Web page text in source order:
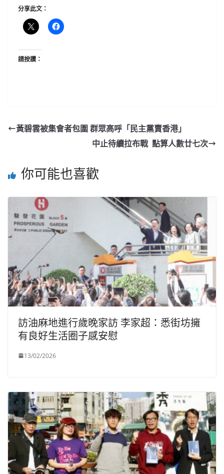
分享此文：
請按讚：
黃碧雲被集會者包圍 群眾高呼「民主黨賣香港」
中止待續拉布戰 點算人數廿七次
你可能也喜歡
訪油麻地進行歲晚家訪 李家超：悉街坊擁
有良好生活圈子感安慰
13/02/2026